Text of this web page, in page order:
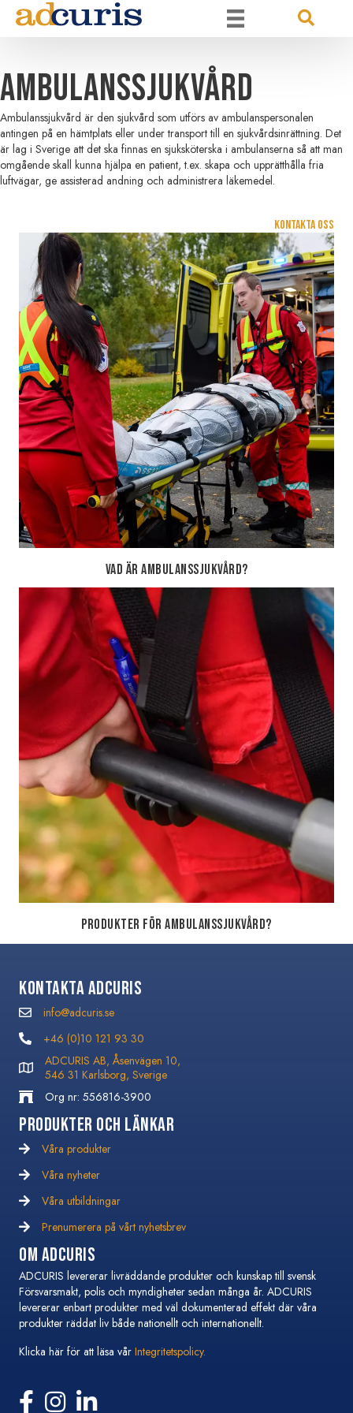
Ambulanssjukvård
Ambulanssjukvård är den sjukvård som utförs av ambulanspersonalen
antingen på en hämtplats eller under transport till en sjukvårdsinrättning. Det
är lag i Sverige att det ska finnas en sjuksköterska i ambulanserna så att man
omgående skall kunna hjälpa en patient, t.ex. skapa och upprätthålla fria
luftvägar, ge assisterad andning och administrera läkemedel.
Kontakta oss
Vad är Ambulanssjukvård?
Produkter för Ambulanssjukvård?
Kontakta Adcuris
info@adcuris.se
info@adcuris.se
+46 (0)10 121 93 30
+46 (0)10 121 93 30
ADCURIS AB, Åsenvägen 10,
546 31 Karlsborg, Sverige
Org nr: 556816-3900
Produkter och Länkar
Våra produkter
Våra nyheter
Våra nyheter
Våra utbildningar
Våra utbildningar
Prenumerera på vårt nyhetsbrev
Prenumerera på vårt nyhetsbrev
Om Adcuris
ADCURIS levererar livräddande produkter och kunskap till svensk
Försvarsmakt, polis och myndigheter sedan många år. ADCURIS
levererar enbart produkter med väl dokumenterad effekt där våra
produkter räddat liv både nationellt och internationellt.
Klicka här för att läsa vår Integritetspolicy.
Följ oss på Facebook
Följ oss på Instagram
Följ oss på Linkedin